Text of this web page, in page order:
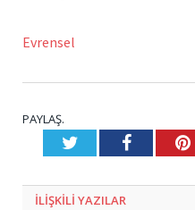
Evrensel
PAYLAŞ.
TwitterFacebook
ILIŞKILI YAZILAR